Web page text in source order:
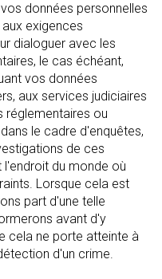
données personnelles
exigences
dialoguer avec les
le cas échéant,
vos données
aux services judiciaires
réglementaires ou
le cadre d'enquêtes,
de ces
l'endroit du monde où
Lorsque cela est
part d'une telle
avant d'y
cela ne porte atteinte à
d'un crime.